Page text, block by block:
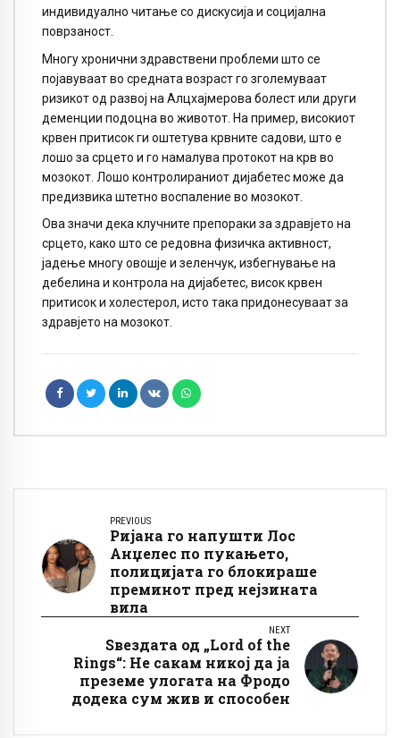
индивидуално читање со дискусија и социјална
поврзаност.
Многу хронични здравствени проблеми што се
појавуваат во средната возраст го зголемуваат
ризикот од развој на Алцхајмерова болест или други
деменции подоцна во животот. На пример, високиот
крвен притисок ги оштетува крвните садови, што е
лошо за срцето и го намалува протокот на крв во
мозокот. Лошо контролираниот дијабетес може да
предизвика штетно воспаление во мозокот.
Ова значи дека клучните препораки за здравјето на
срцето, како што се редовна физичка активност,
јадење многу овошје и зеленчук, избегнување на
дебелина и контрола на дијабетес, висок крвен
притисок и холестерол, исто така придонесуваат за
здравјето на мозокот.
PREVIOUS
Ријана го напушти Лос
Анџелес по пукањето,
полицијата го блокираше
преминот пред нејзината
вила
NEXT
Ѕвездата од „Lord of the
Rings“: Не сакам никој да ја
преземе улогата на Фродо
додека сум жив и способен